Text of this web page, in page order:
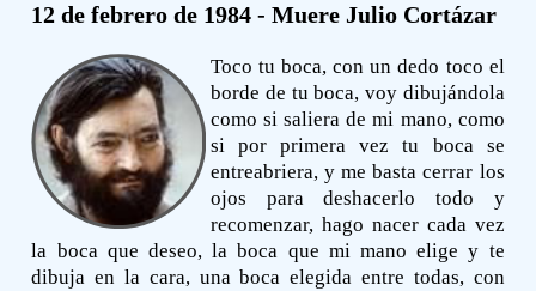
12 de febrero de 1984 - Muere Julio Cortázar
Toco tu boca, con un dedo toco el
borde de tu boca, voy dibujándola
como si saliera de mi mano, como
si por primera vez tu boca se
entreabriera, y me basta cerrar los
ojos para deshacerlo todo y
recomenzar, hago nacer cada vez
la boca que deseo, la boca que mi mano elige y te
dibuja en la cara, una boca elegida entre todas, con